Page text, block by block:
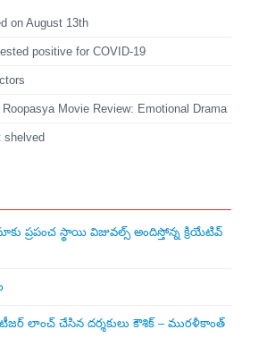
on August 13th
positive for COVID-19
Movie Review: Emotional Drama
shelved
ప్రపంచ స్థాయి విజువల్స్ అందిస్తోన్న క్రియేటివ్
లాంచ్ చేసిన‌ దర్శకులు కౌశిక్ – మురళీకాంత్